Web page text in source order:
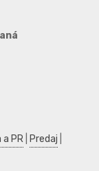
a PR Predaj